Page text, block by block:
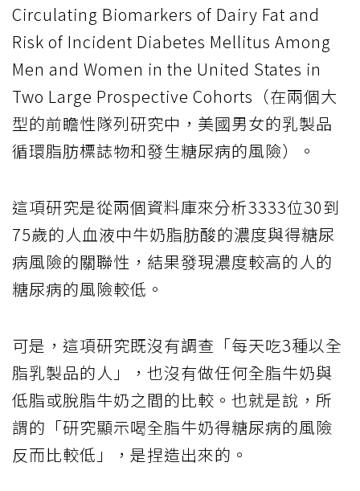
Circulating Biomarkers of Dairy Fat and
Risk of Incident Diabetes Mellitus Among
Men and Women in the United States in
Two Large Prospective Cohorts（在兩個大
型的前瞻性隊列研究中，美國男女的乳製品
循環脂肪標誌物和發生糖尿病的風險）。
這項研究是從兩個資料庫來分析3333位30到
75歲的人血液中牛奶脂肪酸的濃度與得糖尿
病風險的關聯性，結果發現濃度較高的人的
糖尿病的風險較低。
可是，這項研究既沒有調查「每天吃3種以全
脂乳製品的人」，也沒有做任何全脂牛奶與
低脂或脫脂牛奶之間的比較。也就是說，所
謂的「研究顯示喝全脂牛奶得糖尿病的風險
反而比較低」，是捏造出來的。